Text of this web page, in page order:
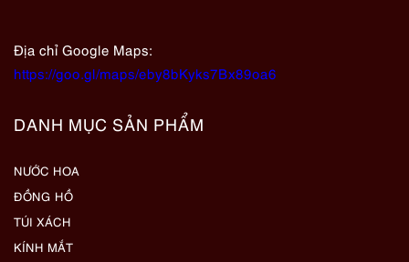
Địa chỉ Google Maps:
https://goo.gl/maps/eby8bKyks7Bx89oa6
DANH MỤC SẢN PHẨM
NƯỚC HOA
ĐỒNG HỒ
TÚI XÁCH
KÍNH MẮT